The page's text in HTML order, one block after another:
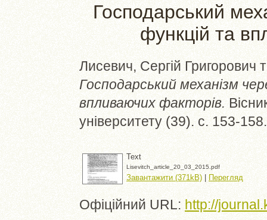
Господарський
функцій та
Лисевич, Сергій Григорович
Господарський механізм
впливаючих факторів.
університету (39). с. 153-
Text
Lisevitch_article_20_03_2015.pdf
Завантажити (371kB) | Перегляд
Офіційний URL: http://